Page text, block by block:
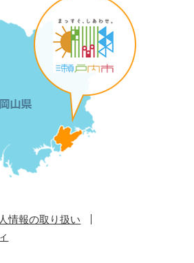
情報の取り扱い